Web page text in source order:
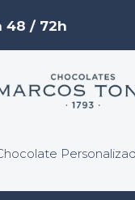
48 / 72h